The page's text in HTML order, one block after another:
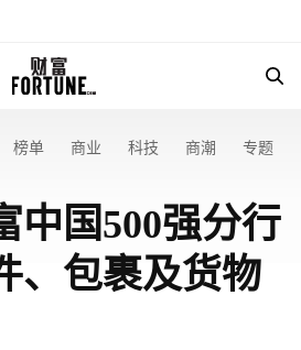
榜单 商业 科技 商潮 专题
中国500强分行
、包裹及货物